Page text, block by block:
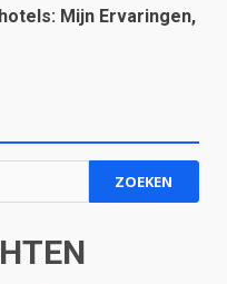
Mijn Ervaringen,